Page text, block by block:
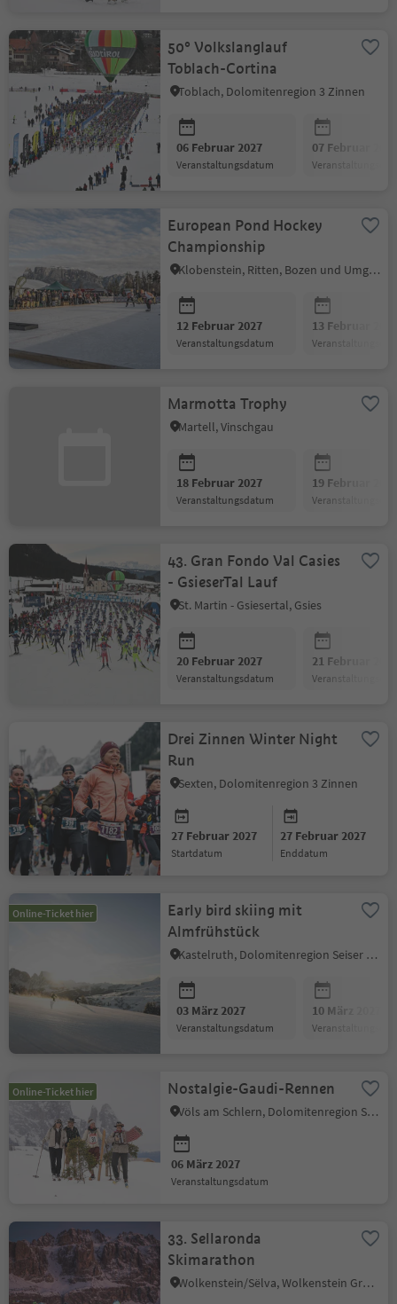
50° Volkslanglauf
Toblach-Cortina
Toblach, Dolomitenregion 3 Zinnen
06 Februar 2027
Veranstaltungsdatum
07 Februar 2027
European Pond Hockey
Championship
Klobenstein, Ritten, Bozen und Umgebung
12 Februar 2027
Veranstaltungsdatum
13 Februar 2027
Marmotta Trophy
Martell, Vinschgau
18 Februar 2027
Veranstaltungsdatum
19 Februar 2027
43. Gran Fondo Val Casies
- GsieserTal Lauf
St. Martin - Gsiesertal, Gsies
20 Februar 2027
Veranstaltungsdatum
21 Februar 2027
Drei Zinnen Winter Night
Run
Sexten, Dolomitenregion 3 Zinnen
27 Februar 2027
Startdatum
27 Februar 2027
Enddatum
Online-Ticket hier
Early bird skiing mit
Almfrühstück
Kastelruth, Dolomitenregion Seiser Alm
03 März 2027
Veranstaltungsdatum
10 März 2027
Online-Ticket hier Nostalgie-Gaudi-Rennen
Völs am Schlern, Dolomitenregion Seiser Alm
06 März 2027
Veranstaltungsdatum
33. Sellaronda
Skimarathon
Wolkenstein/Sëlva, Wolkenstein Gröden, Dolomitenregion Gröden